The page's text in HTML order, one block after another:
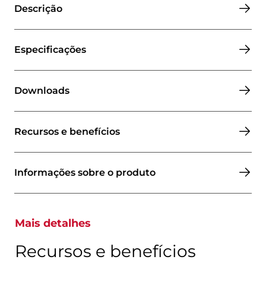
Descrição
Especificações
Downloads
Recursos e benefícios
Informações sobre o produto
Mais detalhes
Recursos e benefícios